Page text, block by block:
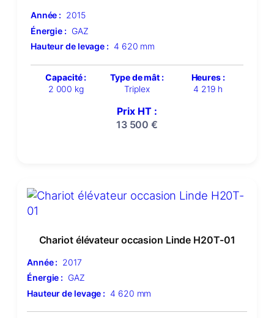
Année : 2015
Énergie : GAZ
Hauteur de levage : 4 620 mm
Capacité :
2 000 kg
Type de mât :
Triplex
Heures :
4 219 h
Prix HT :
13 500€
Chariot élévateur occasion Linde H20T-01
Année : 2017
Énergie : GAZ
Hauteur de levage : 4 620 mm